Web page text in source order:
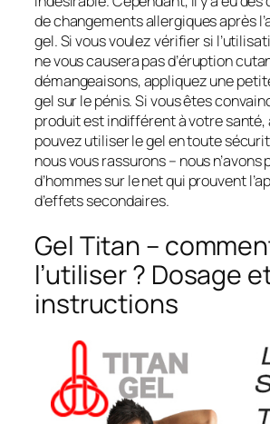
de changements allergiques après
gel. Si vous voulez vérifier si
ne vous causera pas d’éruption
démangeaisons, appliquez une
gel sur le pénis. Si vous êtes
produit est indifférent à votre santé,
pouvez utiliser le gel en toute
nous vous rassurons – nous n’avons
d’hommes sur le net qui prouvent
d’effets secondaires.
Gel Titan –
l’utiliser ? Dosage
instructions